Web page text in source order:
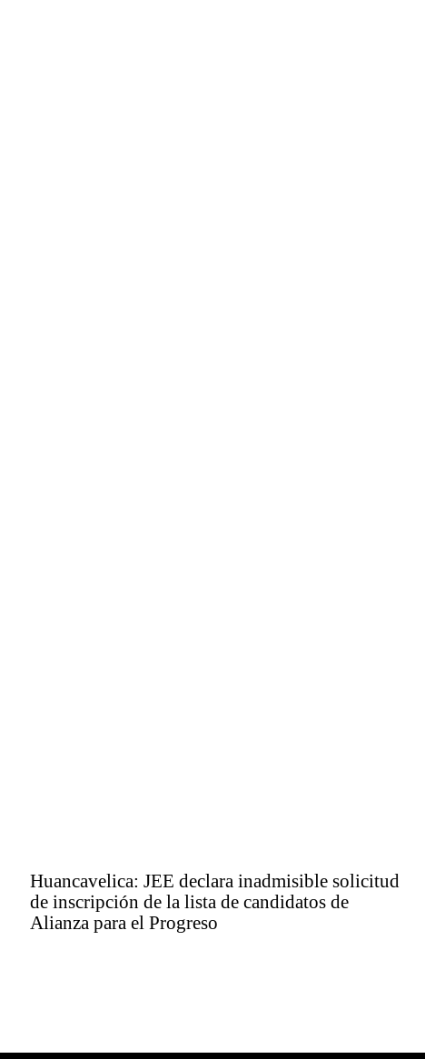
Huancavelica: JEE declara inadmisible solicitud
de inscripción de la lista de candidatos de
Alianza para el Progreso